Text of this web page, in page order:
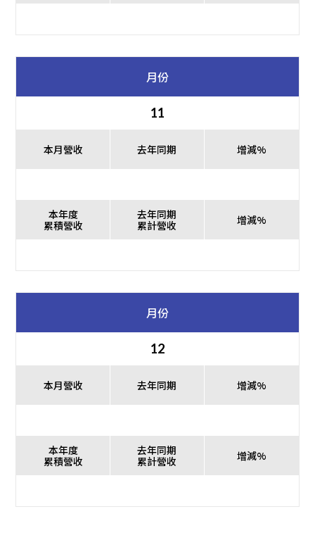
月份
11
本月營收 去年同期 增減%
本年度
累積營收
去年同期
累計營收
增減%
月份
12
本月營收 去年同期 增減%
本年度
累積營收
去年同期
累計營收
增減%